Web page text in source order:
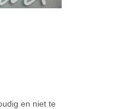
en niet te